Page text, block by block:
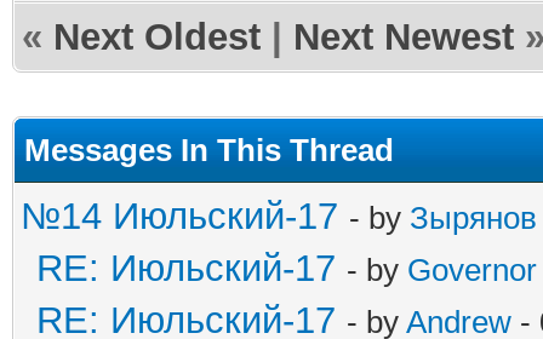
« Next Oldest Next Newest
Messages In This Thread
№14 Июльский-17 - by Зырянов
RE: Июльский-17 - by Governor
RE: Июльский-17 - by Andrew -